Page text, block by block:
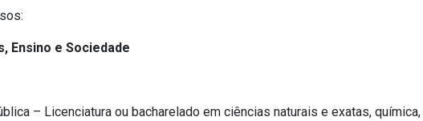
Ensino e Sociedade
– Licenciatura ou bacharelado em ciências naturais e exatas, química,